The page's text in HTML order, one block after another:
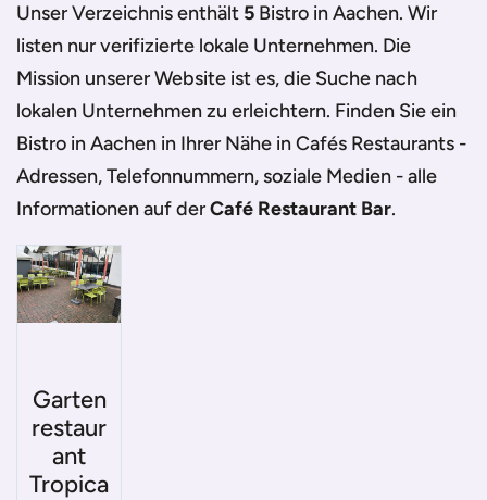
Unser Verzeichnis enthält 5 Bistro in Aachen. Wir
listen nur verifizierte lokale Unternehmen. Die
Mission unserer Website ist es, die Suche nach
lokalen Unternehmen zu erleichtern. Finden Sie ein
Bistro in Aachen in Ihrer Nähe in Cafés Restaurants -
Adressen, Telefonnummern, soziale Medien - alle
Informationen auf derCafé Restaurant Bar.
Garten
restaur
ant
Tropica